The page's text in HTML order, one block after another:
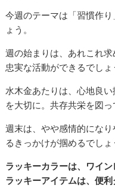
今週のテーマは「習慣作
ょう。
週の始まりは、あれこれ
忠実な活動ができるでしょ
水木金あたりは、心地良
を大切に。共存共栄を図っ
週末は、やや感情的にな
るきっかけが掴めるでしょ
ラッキーカラーは、ワイン
ラッキーアイテムは、便